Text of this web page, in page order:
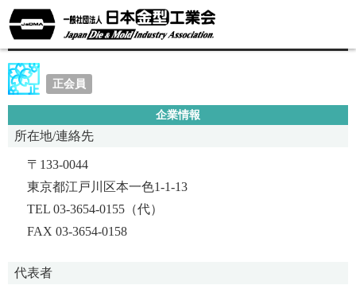
株式会社紙谷金型製作所
正会員
企業情報
所在地/連絡先
〒133-0044
東京都江戸川区本一色1-1-13
TEL 03-3654-0155（代）
FAX 03-3654-0158
代表者